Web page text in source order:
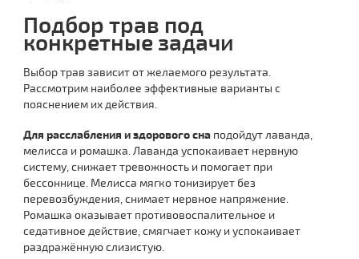
Подбор трав под
конкретные задачи
Выбор трав зависит от желаемого результата.
Рассмотрим наиболее эффективные варианты с
пояснением их действия.
Для расслабления и здорового сна подойдут лаванда,
мелисса и ромашка. Лаванда успокаивает нервную
систему, снижает тревожность и помогает при
бессоннице. Мелисса мягко тонизирует без
перевозбуждения, снимает нервное напряжение.
Ромашка оказывает противовоспалительное и
седативное действие, смягчает кожу и успокаивает
раздражённую слизистую.